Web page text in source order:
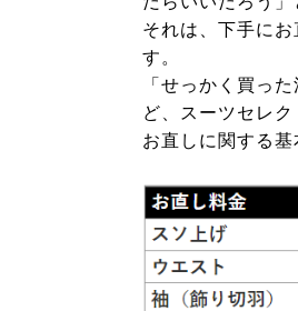
それは、下手に
す。
「せっかく買っ
ど、スーツセレ
お直しに関する